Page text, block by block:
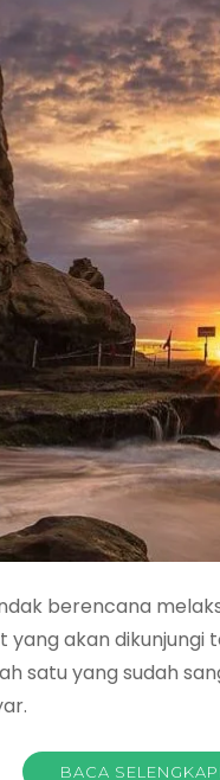
berencana
akan dikunjungi
satu yang sudah
BACA